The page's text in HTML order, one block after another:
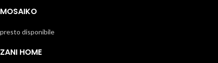
MOSAIKO
presto disponibile
ZANI HOME